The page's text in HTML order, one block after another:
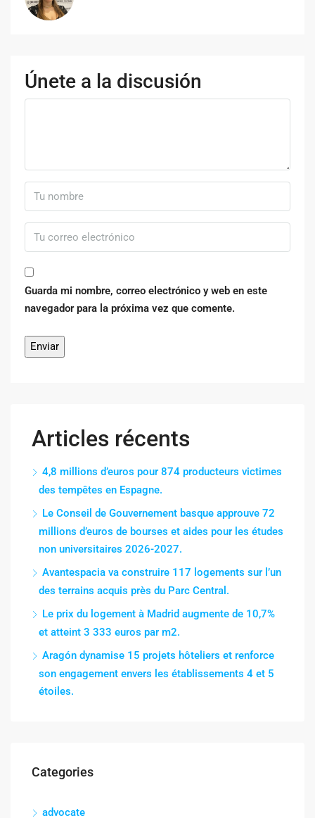
Únete a la discusión
Guarda mi nombre, correo electrónico y web en este
navegador para la próxima vez que comente.
Articles récents
4,8 millions d’euros pour 874 producteurs victimes
des tempêtes en Espagne.
Le Conseil de Gouvernement basque approuve 72
millions d’euros de bourses et aides pour les études
non universitaires 2026-2027.
Avantespacia va construire 117 logements sur l’un
des terrains acquis près du Parc Central.
Le prix du logement à Madrid augmente de 10,7%
et atteint 3 333 euros par m2.
Aragón dynamise 15 projets hôteliers et renforce
son engagement envers les établissements 4 et 5
étoiles.
Categories
advocate